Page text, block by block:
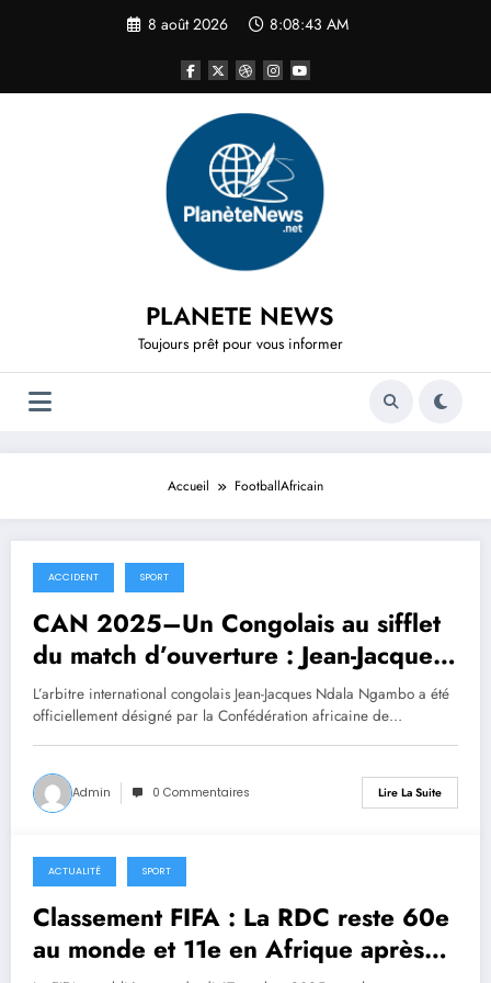
8 août 2026 8:08:43 AM
PLANETE NEWS
Toujours prêt pour vous informer
Accueil FootballAfricain
19 décembre 2025
ACCIDENT SPORT
CAN 2025–Un Congolais au sifflet
du match d’ouverture : Jean-Jacques
Ndala désigné arbitre central de
Maroc vs Comores
L’arbitre international congolais Jean-Jacques Ndala Ngambo a été
officiellement désigné par la Confédération africaine de…
Admin 0 Commentaires Lire La Suite
17 octobre 2025
ACTUALITÉ SPORT
Classement FIFA : La RDC reste 60e
au monde et 11e en Afrique après